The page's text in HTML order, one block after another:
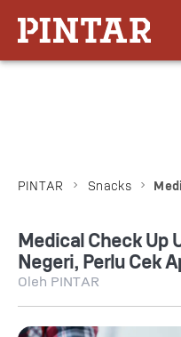
PINTAR Snacks
Medical Check Up
Negeri, Perlu Cek
Oleh PINTAR